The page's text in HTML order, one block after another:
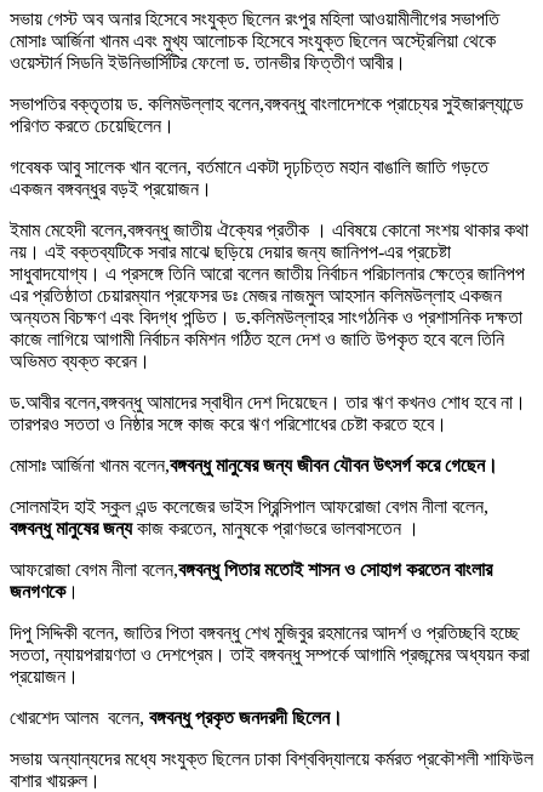
সভায় গেস্ট অব অনার হিসেবে সংযুক্ত ছিলেন রংপুর মহিলা আওয়ামীলীগের সভাপতি
মোসাঃ আর্জিনা খানম এবং মুখ্য আলোচক হিসেবে সংযুক্ত ছিলেন অস্ট্রেলিয়া থেকে
ওয়েস্টার্ন সিডনি ইউনিভার্সিটির ফেলো ড. তানভীর ফিত্তীণ আবীর।
সভাপতির বক্তৃতায় ড. কলিমউল্লাহ বলেন,বঙ্গবন্ধু বাংলাদেশকে প্রাচ্যের সুইজারল্যান্ডে
পরিণত করতে চেয়েছিলেন।
গবেষক আবু সালেক খান বলেন, বর্তমানে একটা দৃঢ়চিত্ত মহান বাঙালি জাতি গড়তে
একজন বঙ্গবন্ধুর বড়ই প্রয়োজন।
ইমাম মেহেদী বলেন,বঙ্গবন্ধু জাতীয় ঐক্যের প্রতীক । এবিষয়ে কোনো সংশয় থাকার কথা
নয়। এই বক্তব্যটিকে সবার মাঝে ছড়িয়ে দেয়ার জন্য জানিপপ-এর প্রচেষ্টা
সাধুবাদযোগ্য। এ প্রসঙ্গে তিনি আরো বলেন জাতীয় নির্বাচন পরিচালনার ক্ষেত্রে জানিপপ
এর প্রতিষ্ঠাতা চেয়ারম্যান প্রফেসর ডঃ মেজর নাজমুল আহসান কলিমউল্লাহ একজন
অন্যতম বিচক্ষণ এবং বিদগ্ধ পন্ডিত। ড.কলিমউল্লাহর সাংগঠনিক ও প্রশাসনিক দক্ষতা
কাজে লাগিয়ে আগামী নির্বাচন কমিশন গঠিত হলে দেশ ও জাতি উপকৃত হবে বলে তিনি
অভিমত ব্যক্ত করেন।
ড.আবীর বলেন,বঙ্গবন্ধু আমাদের স্বাধীন দেশ দিয়েছেন। তার ঋণ কখনও শোধ হবে না।
তারপরও সততা ও নিষ্ঠার সঙ্গে কাজ করে ঋণ পরিশোধের চেষ্টা করতে হবে।
মোসাঃ আর্জিনা খানম বলেন,বঙ্গবন্ধু মানুষের জন্য জীবন যৌবন উৎসর্গ করে গেছেন।
সোলমাইদ হাই স্কুল এন্ড কলেজের ভাইস প্রিন্সিপাল আফরোজা বেগম নীলা বলেন,
বঙ্গবন্ধু মানুষের জন্যকাজ করতেন, মানুষকে প্রাণভরে ভালবাসতেন ।
আফরোজা বেগম নীলা বলেন,বঙ্গবন্ধু পিতার মতোই শাসন ও সোহাগ করতেন বাংলার
জনগণকে।
দিপু সিদ্দিকী বলেন, জাতির পিতা বঙ্গবন্ধু শেখ মুজিবুর রহমানের আদর্শ ও প্রতিচ্ছবি হচ্ছে
সততা, ন্যায়পরায়ণতা ও দেশপ্রেম। তাই বঙ্গবন্ধু সম্পর্কে আগামি প্রজন্মের অধ্যয়ন করা
প্রয়োজন।
খোরশেদ আলম বলেন, বঙ্গবন্ধু প্রকৃত জনদরদী ছিলেন।
সভায় অন্যান্যদের মধ্যে সংযুক্ত ছিলেন ঢাকা বিশ্ববিদ্যালয়ে কর্মরত প্রকৌশলী শাফিউল
বাশার খায়রুল।